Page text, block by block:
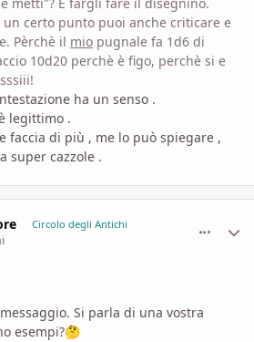
certo punto puoi anche criticare e
Pèrchè il mio pugnale fa 1d6 di
10d20 perchè è figo, perchè si e
ha un senso .
legittimo .
faccia di più , me lo può spiegare ,
super cazzole .
Circolo degli Antichi
Si parla di una vostra
esempi?🤔